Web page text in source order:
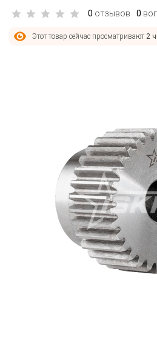
0 отзывов 0
Этот товар сейчас просматривают 2